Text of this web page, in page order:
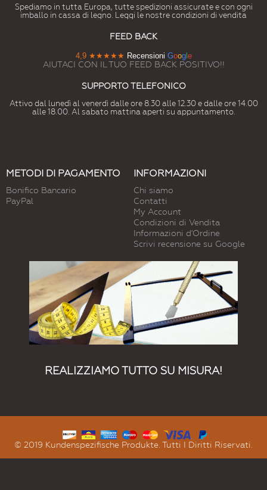
Spediamo in tutta Europa, tutte spedizioni assicurate e con ogni
imballo in cassa di legno. Leggi le nostre condizioni di vendita
FEED BACK
4,9 ★★★★★ Recensioni Googl e
AIUTACI CON IL TUO FEED BACK POSITIVO!!
SUPPORTO TELEFONICO
Attivo dal lunedì al venerdì dalle ore 8.30 alle 12.30 e dalle ore 14.00
alle 18.00. Al sabato mattina aperti su appuntamento.
METODI DI PAGAMENTO
Bonifico Bancario
PayPal
INFORMAZIONI
Chi siamo
Contatti
My Account
Condizioni di Vendita
Informazioni d'Ordine
Scrivi recensione su Google
REALIZZIAMO TUTTO SU MISURA!
© 2019 Kundenspezifische Produkte. Tutti I Diritti Riservati.